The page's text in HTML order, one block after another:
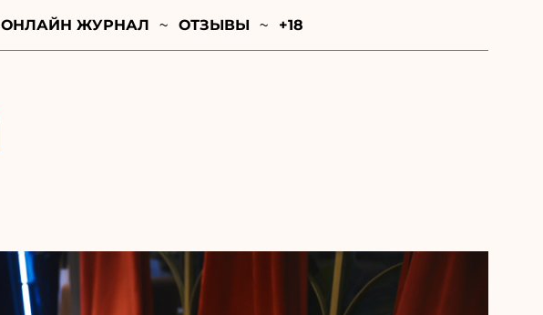
ОНЛАЙН ЖУРНАЛ ОТЗЫВЫ +18